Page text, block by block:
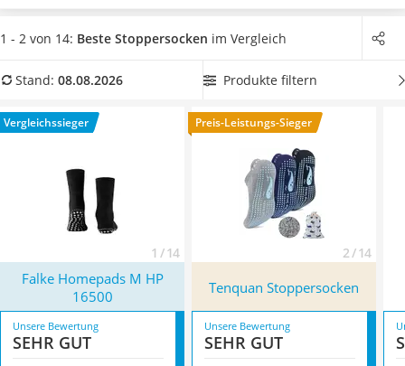
RFID-Schutzkarte
Motorradbrillen
Ausweishülle
Beheizbare Handschuhe
Gesundheitsschuhe
Insbesondere auf Holzböden, Fliesen oder Marmor haften
Socken mit Noppen besonders gut, wie Tests im Internet
Schwarzaus Wolle
aus unserer Vergleichstabelle, wenn Sie
Überzeugt hat uns hier im August 2026 besonders das
ModellFalke Homepads M HP 16500* mit seinen
1 - 2 von 14: Beste Stoppersocken im Vergleich
Stand: 08.08.2026 Produkte filtern
Vergleichssieger
1 / 14
Preis-Leistungs-Sieger
2 / 14
Falke Homepads M HP
16500
Tenquan Stoppersocken
Unsere Bewertung
SEHR GUT
Unsere Bewertung
SEHR GUT